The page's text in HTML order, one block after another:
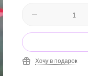
Хочу в подарок